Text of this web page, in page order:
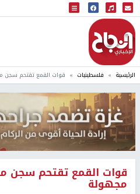
البث المباشر
إذاعة النجاح
الرئيسية فلسطينيات قوات القمع تقتحم سجن
قوات القمع تقتحم سجن
مجهولة